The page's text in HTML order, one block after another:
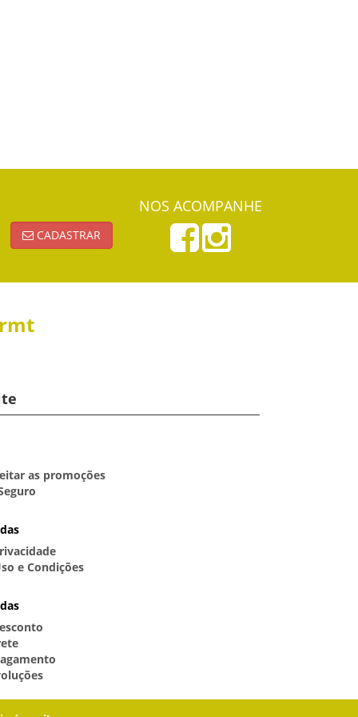
CADASTRAR
NOS ACOMPANHE
as promoções
e Condições